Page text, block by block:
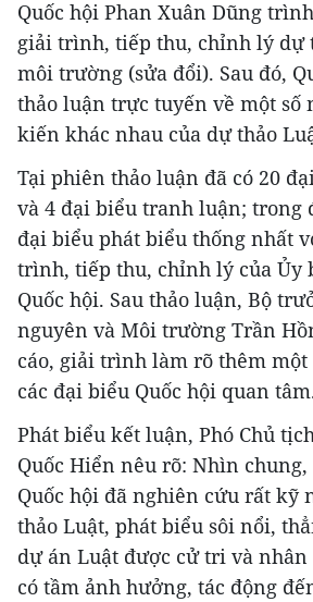
Quốc hội Phan Xuân Dũng
giải trình, tiếp thu, chỉnh lý dự
môi trường (sửa đổi). Sau đó,
thảo luận trực tuyến về một số
kiến khác nhau của dự thảo
Tại phiên thảo luận đã có 20
và 4 đại biểu tranh luận; trong
đại biểu phát biểu thống nhất
trình, tiếp thu, chỉnh lý của Ủy
Quốc hội. Sau thảo luận, Bộ
nguyên và Môi trường Trần
cáo, giải trình làm rõ thêm một
các đại biểu Quốc hội quan
Phát biểu kết luận, Phó Chủ
Quốc Hiển nêu rõ: Nhìn
Quốc hội đã nghiên cứu rất kỹ
thảo Luật, phát biểu sôi nổi,
dự án Luật được cử tri và
có tầm ảnh hưởng, tác động